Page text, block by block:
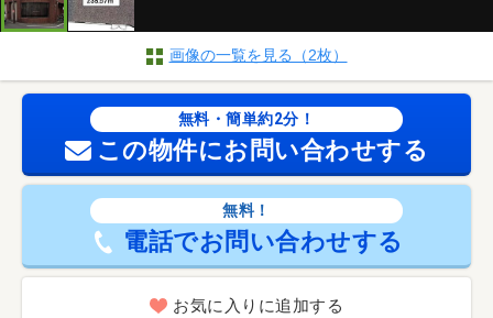
画像の一覧を見る（2枚）
無料・簡単約2分！
この物件にお問い合わせする
無料！
電話でお問い合わせする
お気に入りに追加する